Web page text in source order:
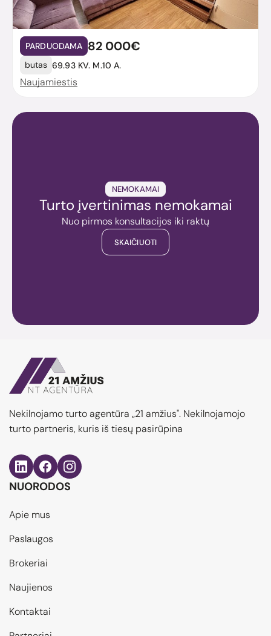
PARDUODAMA 82 000€
butas 69.93 KV. M.10 A.
Naujamiestis
NEMOKAMAI
Turto įvertinimas nemokamai
Nuo pirmos konsultacijos iki raktų
SKAIČIUOTI
Nekilnojamo turto agentūra „21 amžius". Nekilnojamojo
turto partneris, kuris iš tiesų pasirūpina
NUORODOS
Apie mus
Paslaugos
Brokeriai
Naujienos
Kontaktai